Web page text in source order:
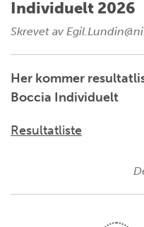
Individuelt 2026
Skrevet av
Her kommer
Boccia Individuelt
Resultatliste